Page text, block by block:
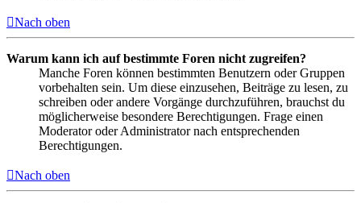
Nach oben
Warum kann ich auf bestimmte Foren nicht zugreifen?
Manche Foren können bestimmten Benutzern oder Gruppen
vorbehalten sein. Um diese einzusehen, Beiträge zu lesen, zu
schreiben oder andere Vorgänge durchzuführen, brauchst du
möglicherweise besondere Berechtigungen. Frage einen
Moderator oder Administrator nach entsprechenden
Berechtigungen.
Nach oben